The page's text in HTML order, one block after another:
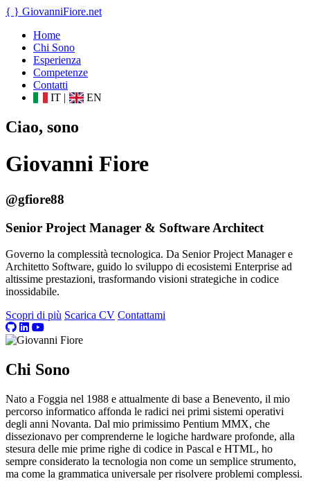
{ } GiovanniFiore.net
Home
Chi Sono
Esperienza
Competenze
Contatti
IT | EN
Ciao, sono
Giovanni Fiore
@gfiore88
Senior Project Manager & Software Architect
Governo la complessità tecnologica. Da Senior Project Manager e
Architetto Software, guido lo sviluppo di ecosistemi Enterprise ad
altissime prestazioni, trasformando visioni strategiche in codice
inossidabile.
Scopri di più Scarica CV Contattami
Chi Sono
Nato a Foggia nel 1988 e attualmente di base a Benevento, il mio
percorso informatico affonda le radici nei primi sistemi operativi
degli anni Novanta. Dal mio primissimo Pentium MMX, che
dissezionavo per comprenderne le logiche hardware profonde, alla
stesura delle mie prime righe di codice in Pascal e HTML, ho
sempre considerato la tecnologia non come un semplice strumento,
ma come la grammatica universale per risolvere problemi complessi.